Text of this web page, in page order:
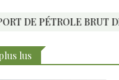
BRUT DE KIRKOUK
lus